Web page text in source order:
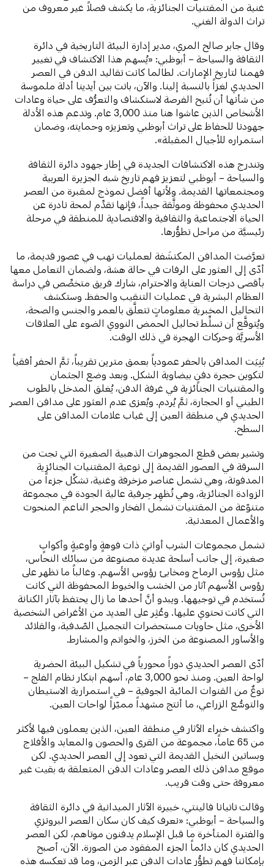
غنية من المقتنيات الجنائزية، ما يكشف فصلاً غير معروف من
تراث الدولة الغني.
وقال جابر صالح المري، مدير إدارة البيئة التاريخية في دائرة
الثقافة والسياحة – أبوظبي: «يُسهم هذا الاكتشاف في تغيير
فهمنا لتاريخ الإمارات. لطالما كانت تقاليد الدفن في العصر
الحديدي لغزاً بالنسبة إلينا. والآن، باتت بين أيدينا أدلة ملموسة
من شأنها أن تُتيح الفرصة لاستكشاف والتعرُّف على حياة وعادات
الأشخاص الذين عاشوا هنا منذ 3,000 عام. وتدعم هذه الأدلة
جهودنا للحفاظ على تراث أبوظبي وتعزيزه وحمايته، وضمان
استمراره للأجيال المقبلة».
وتندرج هذه الاكتشافات الجديدة في إطار جهود دائرة الثقافة
والسياحة – أبوظبي لتعزيز فهم تاريخ شبه الجزيرة العربية
ومجتمعاتها القديمة. ولأنها أفضل نموذج لمقبرة من العصر
الحديدي محفوظة وموثَّقة جيداً، فإنها تقدِّم لمحة نادرة عن
الحياة الاجتماعية والثقافية والاقتصادية للمنطقة في مرحلة
رئيسيَّة من مراحل تطوُّرها.
تعرَّضت المدافن المكتشَفة لعمليات نهب في عصور قديمة، ما
أدّى إلى العثور على الرفات في حالة هشة، ولضمان التعامل معها
بأقصى درجات العناية والاحترام، شارك فريق متخصِّص في دراسة
العظام البشرية في عمليات التنقيب والحفظ. وستكشف
التحاليل المخبرية معلوماتٍ تتعلَّق بالعمر والجنس والصحة،
ويُتوقَّع أن تسلِّط تحاليل الحمض النووي الضوء على العلاقات
الأسريَّة وحركات الهجرة في ذلك الوقت.
بُنِيَت المدافن بالحفر عمودياً بعمق مترين تقريباً، ثمَّ الحفر أفقياً
لتكوين حجرة دفنٍ بيضاوية الشكل. وبعد وضع الجثمان
والمقتنيات الجنائزية في غرفة الدفن، يُغلق المدخل بالطوب
الطيني أو الحجارة، ثمَّ يُردم. ويُعزى عدم العثور على مدافن العصر
الحديدي في منطقة العين إلى غياب علامات المدافن على
السطح.
وتشير بعض قطع المجوهرات الذهبية الصغيرة التي نجت من
السرقة في العصور القديمة إلى نوعية المقتنيات الجنائزية
المدفونة، وهي تشمل عناصر مزخرفة وغنية، تشكِّل جزءاً من
الزوادة الجنائزية، وهي تُظهِر حِرفية عالية الجودة في مجموعة
متنوّعة من المقتنيات تشمل الفخار والحجر الناعم المنحوت
والأعمال المعدنية.
تشمل مجموعات الشرب أوانيَ ذات فوهةٍ وأوعيةٍ وأكوابٍ
صغيرة، إلى جانب أسلحة عديدة مصنوعة من سبائك النحاس،
مثل رؤوس الرماح ومخابئ رؤوس الأسهم. وغالباً ما تظهر على
رؤوس الأسهم آثار من الخشب والخيوط المحفوظة التي كانت
تُستخدم في توجيهها. ويبدو أنَّ أحدها ما زال يحتفظ بآثار الكنانة
التي كانت تحتوي عليها. وعُثِر على العديد من الأغراض الشخصية
الأخرى، مثل حاويات مستحضرات التجميل الصّدفية، والقلائد
والأساور المصنوعة من الخرز، والخواتم والمشارط.
أدّى العصر الحديدي دوراً محورياً في تشكيل البيئة الحضرية
لواحة العين. ومنذ نحو 3,000 عام، أسهم ابتكار نظام الفلج –
نوعٌ من القنوات المائية الجوفية – في استمرارية الاستيطان
والتوسُّع الزراعي، ما أنتج مشهداً مميّزاً لواحات العين.
واكتشف خبراء الآثار في منطقة العين، الذين يعملون فيها لأكثر
من 65 عاماً، مجموعة من القرى والحصون والمعابد والأفلاج
وبساتين النخيل القديمة التي تعود إلى العصر الحديدي. لكن
موقع مدافن ذلك العصر وعادات الدفن المتعلقة به بقيت غير
معروفة حتى وقت قريب.
وقالت تاتيانا فالينتي، خبيرة الآثار الميدانية في دائرة الثقافة
والسياحة – أبوظبي: «نعرف كيف كان سكان العصر البرونزي
والفترة المتأخرة ما قبل الإسلام يدفنون موتاهم، لكن العصر
الحديدي كان دائماً الجزء المفقود من الصورة. الآن، أصبح
بإمكاننا فهم تطوُّر عادات الدفن عبر الزمن، وما قد تعكسه هذه